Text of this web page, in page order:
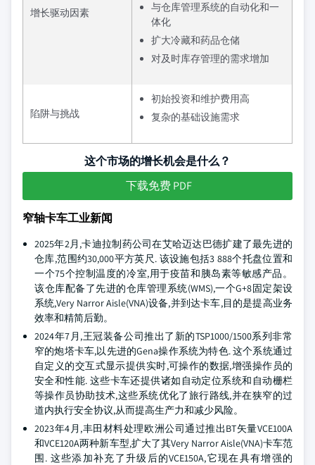
增长驱动因素
与仓库管理系统的自动化和一
体化
扩大冷藏和药品仓储
对及时库存管理的需求增加
陷阱与挑战
初始投资和维护费用高
复杂的基础设施需求
这个市场的增长机会是什么？
下载免费 PDF
窄轴卡车工业新闻
2025年2月,卡迪拉制药公司在艾哈迈达巴德扩建了最先进的
仓库,范围约30,000平方英尺. 该设施包括3 888个托盘位置和
一个75个控制温度的冷室,用于疫苗和胰岛素等敏感产品。
该仓库配备了先进的仓库管理系统(WMS),一个G+8固定架设
系统,Very Narror Aisle(VNA)设备,并到达卡车,目的是提高业务
效率和精简后勤。
2024年7月,王冠装备公司推出了新的TSP1000/1500系列非常
窄的炮塔卡车,以先进的Gena操作系统为特色. 这个系统通过
自定义的交互式显示提供实时,可操作的数据,增强操作员的
安全和性能. 这些卡车还提供诸如自动定位系统和自动栅栏
等操作员协助技术,这些系统优化了旅行路线,并在狭窄的过
道内执行安全协议,从而提高生产力和减少风险。
2023年4月,丰田材料处理欧洲公司通过推出BT矢量VCE100A
和VCE120A两种新车型,扩大了其Very Narror Aisle(VNA)卡车范
围. 这些添加补充了升级后的VCE150A,它现在具有增强的